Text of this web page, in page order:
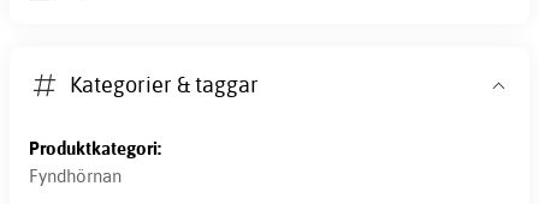
Kategorier & taggar
Produktkategori:
Fyndhörnan